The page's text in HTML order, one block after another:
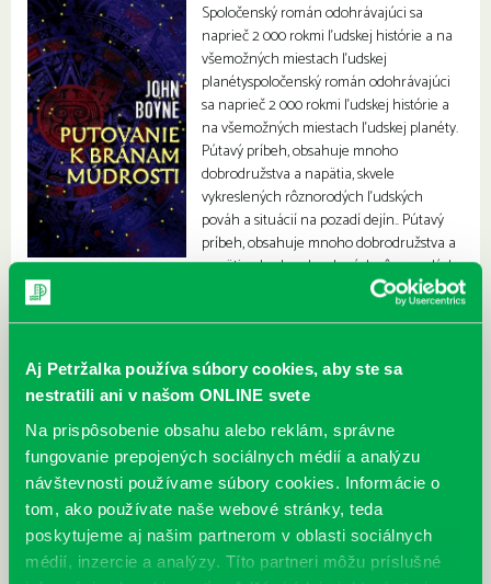
Aj Petržalka používa súbory cookies, aby ste sa
nestratili ani v našom ONLINE svete
Na prispôsobenie obsahu alebo reklám, správne
fungovanie prepojených sociálnych médií a analýzu
návštevnosti používame súbory cookies. Informácie o
tom, ako používate naše webové stránky, teda
poskytujeme aj našim partnerom v oblasti sociálnych
médií, inzercie a analýzy. Títo partneri môžu príslušné
Spoločenský román odohrávajúci sa
naprieč 2 000 rokmi ľudskej histórie a na
všemožných miestach ľudskej
planétyspoločenský román odohrávajúci
sa naprieč 2 000 rokmi ľudskej histórie a
na všemožných miestach ľudskej planéty.
Pútavý príbeh, obsahuje mnoho
dobrodružstva a napätia, skvele
vykreslených rôznorodých ľudských
pováh a situácií na pozadí dejín.. Pútavý
príbeh, obsahuje mnoho dobrodružstva a
napätia, skvele vykreslených rôznorodých
ľudských pováh a situácií na pozadí dejín.